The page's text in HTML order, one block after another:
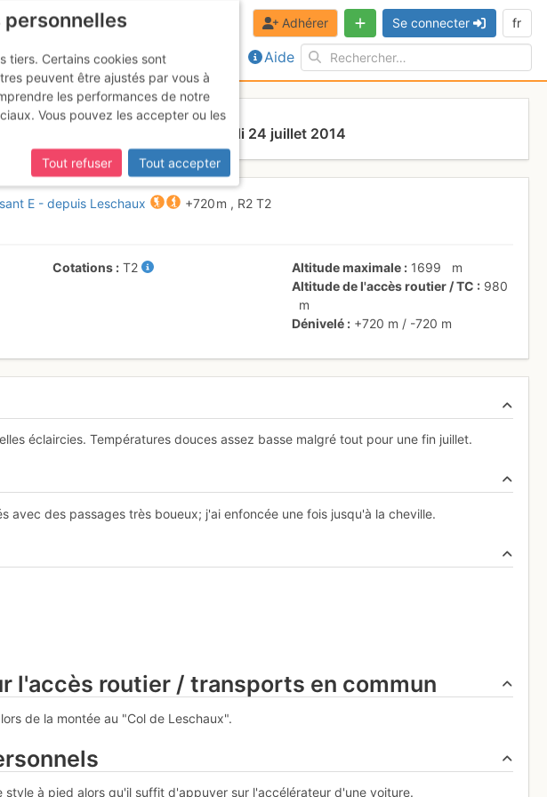
Aide
Adhérer Se connecter fr
Leschaux Jeudi 24 juillet 2014
E - depuis Leschaux +720 m , R2T2
Cotations T2 Altitude maximale 1699
m
Altitude de l'accès routier / TC
980
m
Dénivelé
+720 m / -720 m
éclaircies. Températures douces assez basse malgré tout pour une fin juillet.
avec des passages très boueux; j'ai enfoncée une fois jusqu'à la cheville.
l'accès routier / transports en commun
de la montée au "Col de Leschaux".
style à pied alors qu'il suffit d'appuyer sur l'accélérateur d'une voiture.
tiers. Certains cookies sont
peuvent être ajustés par vous à
les performances de notre
Vous pouvez les accepter ou les
Tout refuser
Tout accepter